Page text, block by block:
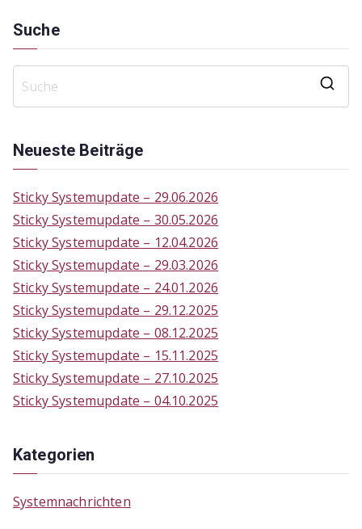
Suche
Neueste Beiträge
Sticky Systemupdate – 29.06.2026
Sticky Systemupdate – 30.05.2026
Sticky Systemupdate – 12.04.2026
Sticky Systemupdate – 29.03.2026
Sticky Systemupdate – 24.01.2026
Sticky Systemupdate – 29.12.2025
Sticky Systemupdate – 08.12.2025
Sticky Systemupdate – 15.11.2025
Sticky Systemupdate – 27.10.2025
Sticky Systemupdate – 04.10.2025
Kategorien
Systemnachrichten